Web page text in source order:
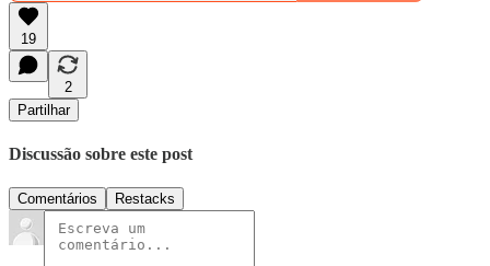
19
2
Partilhar
Discussão sobre este post
Comentários Restacks